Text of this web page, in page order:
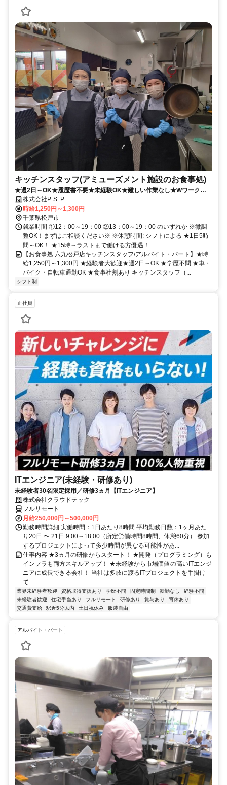
キッチンスタッフ(アミューズメント施設のお食事処)
★週2日～OK★履歴書不要★未経験OK★難しい作業なし★Wワーク
OK★勤務時間相談可★マニュアルあり
株式会社P. S. P.
時給1,250円～1,300円
千葉県松戸市
就業時間 ①12：00～19：00 ②13：00～19：00 のいずれか ※微調
整OK！まずはご相談ください※ ※休憩時間: シフトによる ★1日5時
間～OK！ ★15時～ラストまで働ける方優遇！ ...
【お食事処 六九松戸店キッチンスタッフ/アルバイト・パート】★時
給1,250円～1,300円 ★経験者大歓迎★週2日～OK ★学歴不問 ★車・
バイク・自転車通勤OK ★食事社割あり キッチンスタッフ（...
シフト制
正社員
ITエンジニア(未経験・研修あり)
未経験者30名限定採用／研修3ヵ月【ITエンジニア】
株式会社クラウドテック
フルリモート
月給250,000円～500,000円
勤務時間詳細 実働時間：1日あたり8時間 平均勤務日数：1ヶ月あた
り20日 〜 21日 9:00～18:00（所定労働時間8時間、休憩60分） 参加
するプロジェクトによって多少時間が異なる可能性があ...
仕事内容 ★3ヵ月の研修からスタート！ ★開発（プログラミング）も
インフラも両方スキルアップ！ ★未経験から市場価値の高いITエンジ
ニアに成長できる会社！ 当社は多岐に渡るITプロジェクトを手掛け
て...
業界未経験者歓迎 資格取得支援あり 学歴不問 固定時間制 転勤なし
経験不問
未経験者歓迎
住宅手当あり フルリモート 研修あり 賞与あり
育休あり
交通費支給
駅近5分以内 土日祝休み 服装自由
アルバイト・パート